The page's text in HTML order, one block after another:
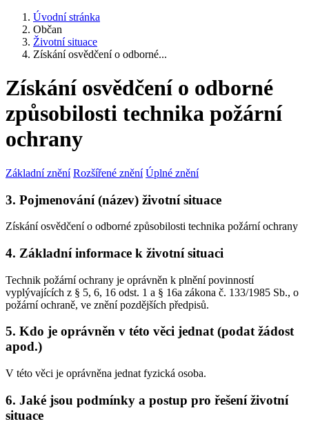
Úvodní stránka
Občan
Životní situace
Získání osvědčení o odborné...
Získání osvědčení o odborné
způsobilosti technika požární
ochrany
Základní znění Rozšířené znění Úplné znění
3. Pojmenování (název) životní situace
Získání osvědčení o odborné způsobilosti technika požární ochrany
4. Základní informace k životní situaci
Technik požární ochrany je oprávněn k plnění povinností
vyplývajících z § 5, 6, 16 odst. 1 a § 16a zákona č. 133/1985 Sb., o
požární ochraně, ve znění pozdějších předpisů.
5. Kdo je oprávněn v této věci jednat (podat žádost
apod.)
V této věci je oprávněna jednat fyzická osoba.
6. Jaké jsou podmínky a postup pro řešení životní
situace